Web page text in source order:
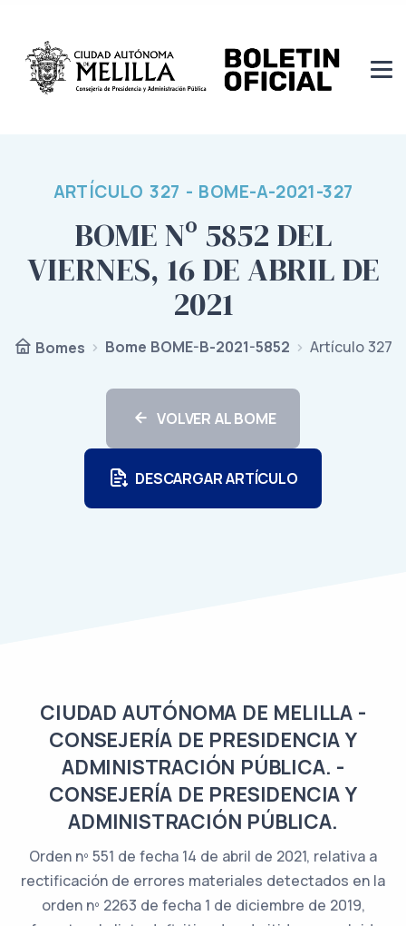
ARTÍCULO 327 - BOME-A-2021-327
BOME Nº 5852 DEL
VIERNES, 16 DE ABRIL DE
2021
Bomes Bome BOME-B-2021-5852 Artículo 327
VOLVER AL BOME
DESCARGAR ARTÍCULO
CIUDAD AUTÓNOMA DE MELILLA -
CONSEJERÍA DE PRESIDENCIA Y
ADMINISTRACIÓN PÚBLICA. -
CONSEJERÍA DE PRESIDENCIA Y
ADMINISTRACIÓN PÚBLICA.
Orden nº 551 de fecha 14 de abril de 2021, relativa a
rectificación de errores materiales detectados en la
orden nº 2263 de fecha 1 de diciembre de 2019,